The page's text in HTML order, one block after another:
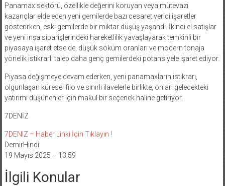
Panamax sektörü, özellikle değerini koruyan veya mütevazı
kazançlar elde eden yeni gemilerde bazı cesaret verici işaretler
gösterirken, eski gemilerde bir miktar düşüş yaşandı. İkinci el satışlar
ve yeni inşa siparişlerindeki hareketlilik yavaşlayarak temkinli bir
piyasaya işaret etse de, düşük söküm oranları ve modern tonaja
yönelik istikrarlı talep daha genç gemilerdeki potansiyele işaret ediyor.
Piyasa değişmeye devam ederken, yeni panamaxların istikrarı,
olgunlaşan küresel filo ve sınırlı ilavelerle birlikte, onları gelecekteki
yatırımı düşünenler için makul bir seçenek haline getiriyor.
7DENİZ
7DENIZ – Haber Linki İçin Tıklayın !
DemirHindi
19 Mayıs 2025 – 13:59
İlgili Konular